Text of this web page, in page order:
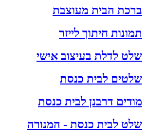
ברכת הבית מעוצבת
תמונות חיתוך לייזר
שלט לדלת בעיצוב אישי
שלטים לבית כנסת
מודים דרבנן לבית כנסת
שלט לבית כנסת - המנורה